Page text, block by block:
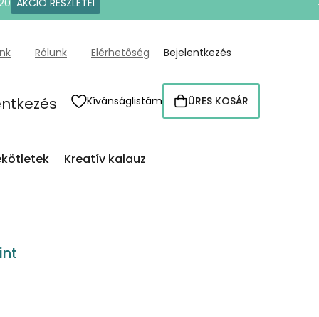
AKCIÓ RÉSZLETEI
Rólunk Elérhetőség Bejelentkezés
Kívánságlistám KOSÁR
ÜRES KOSÁR
Kreatív kalauz